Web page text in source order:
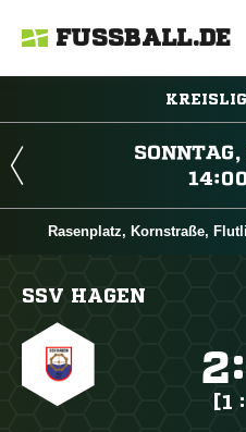
FUSSBALL.DE

Rasenplatz, Kornstraße,
SSV HAGEN
:
[1